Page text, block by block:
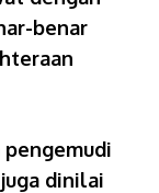
benar
pengemudi
dinilai